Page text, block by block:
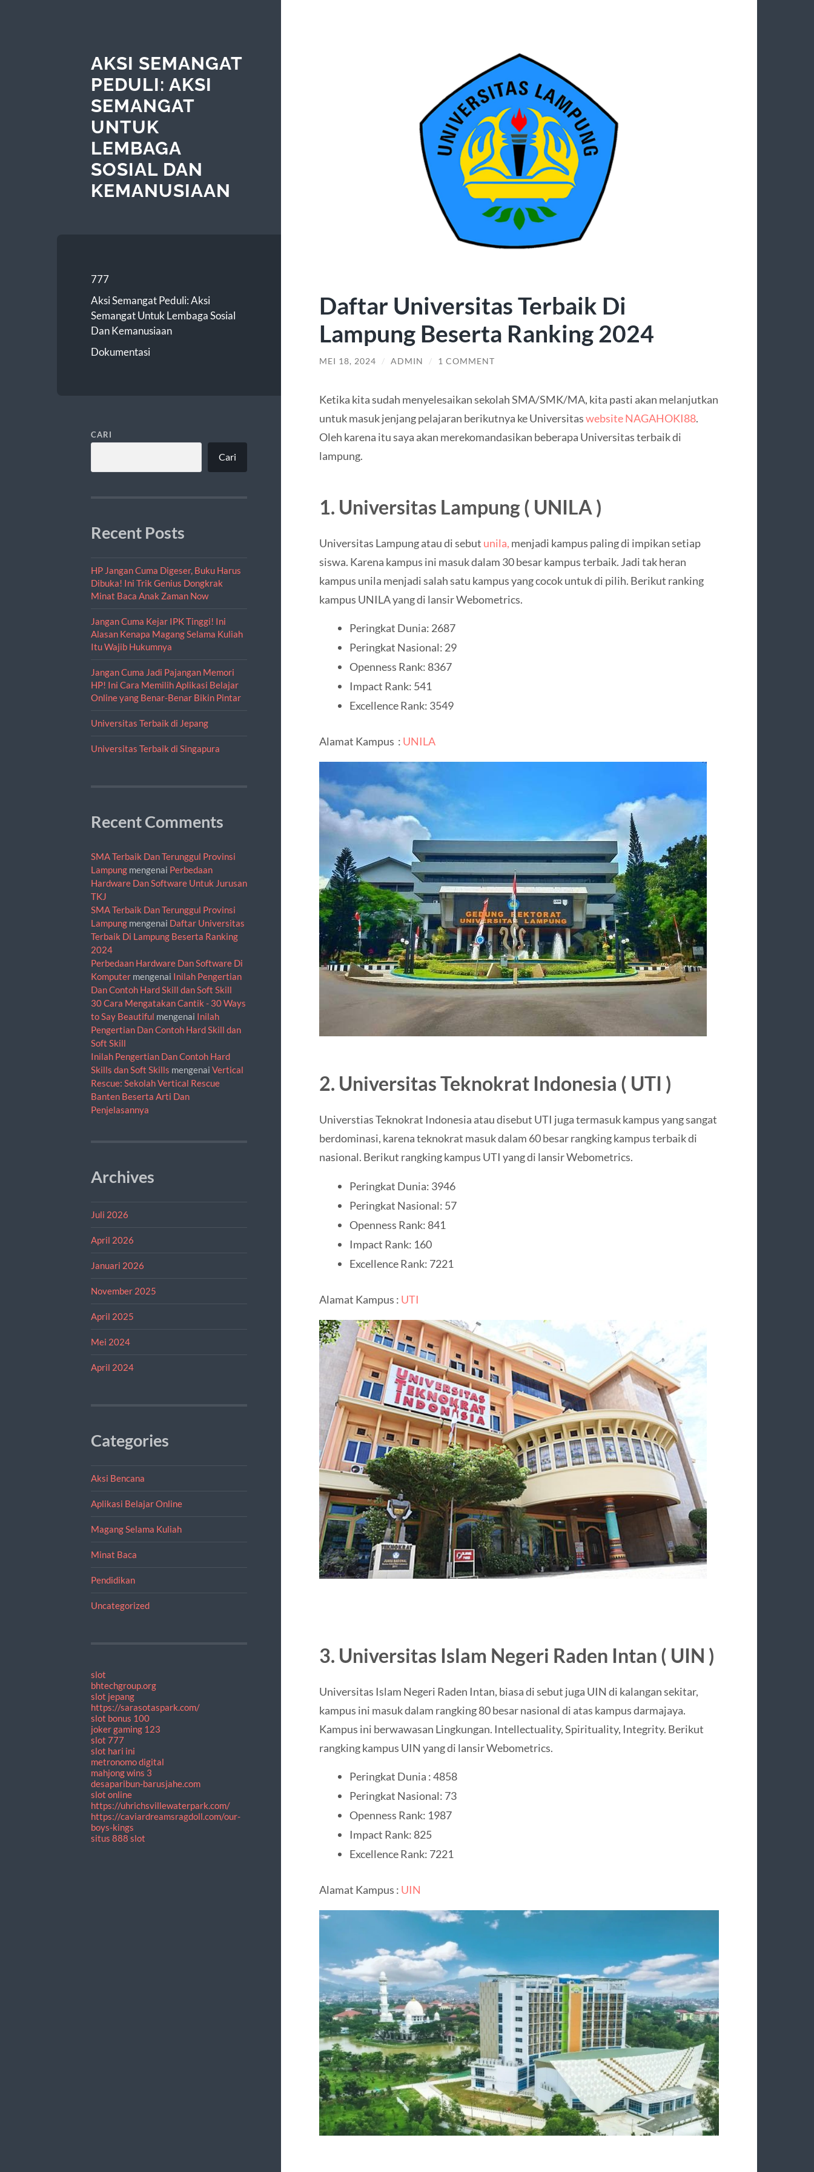
AKSI SEMANGAT
PEDULI: AKSI
SEMANGAT
UNTUK
LEMBAGA
SOSIAL DAN
KEMANUSIAAN
777
Aksi Semangat Peduli: Aksi
Semangat Untuk Lembaga Sosial
Dan Kemanusiaan
Dokumentasi
CARI
Cari
Recent Posts
HP Jangan Cuma Digeser, Buku Harus
Dibuka! Ini Trik Genius Dongkrak
Minat Baca Anak Zaman Now
Jangan Cuma Kejar IPK Tinggi! Ini
Alasan Kenapa Magang Selama Kuliah
Itu Wajib Hukumnya
Jangan Cuma Jadi Pajangan Memori
HP! Ini Cara Memilih Aplikasi Belajar
Online yang Benar-Benar Bikin Pintar
Universitas Terbaik di Jepang
Universitas Terbaik di Singapura
Recent Comments
SMA Terbaik Dan Terunggul Provinsi
Lampungmengenai Perbedaan
Hardware Dan Software Untuk Jurusan
TKJ
SMA Terbaik Dan Terunggul Provinsi
Lampungmengenai Daftar Universitas
Terbaik Di Lampung Beserta Ranking
2024
Perbedaan Hardware Dan Software Di
Komputermengenai Inilah Pengertian
Dan Contoh Hard Skill dan Soft Skill
30 Cara Mengatakan Cantik - 30 Ways
to Say Beautiful mengenai Inilah
Pengertian Dan Contoh Hard Skill dan
Soft Skill
Inilah Pengertian Dan Contoh Hard
Skills dan Soft Skills mengenai Vertical
Rescue: Sekolah Vertical Rescue
Banten Beserta Arti Dan
Penjelasannya
Archives
Juli 2026
April 2026
Januari 2026
November 2025
April 2025
Mei 2024
April 2024
Categories
Aksi Bencana
Aplikasi Belajar Online
Magang Selama Kuliah
Minat Baca
Pendidikan
Uncategorized
slot
bhtechgroup.org
slot jepang
https://sarasotaspark.com/
slot bonus 100
joker gaming 123
slot 777
slot hari ini
metronomo digital
mahjong wins 3
desaparibun-barusjahe.com
slot online
https://uhrichsvillewaterpark.com/
https://caviardreamsragdoll.com/our-
boys-kings
situs 888 slot
Daftar Universitas Terbaik Di
Lampung Beserta Ranking 2024
MEI 18, 2024 / ADMIN / 1 COMMENT
Ketika kita sudah menyelesaikan sekolah SMA/SMK/MA, kita pasti akan melanjutkan
untuk masuk jenjang pelajaran berikutnya ke Universitaswebsite NAGAHOKI88.
Oleh karena itu saya akan merekomandasikan beberapa Universitas terbaik di
lampung.
1. Universitas Lampung ( UNILA )
Universitas Lampung atau di sebut unila, menjadi kampus paling di impikan setiap
siswa. Karena kampus ini masuk dalam 30 besar kampus terbaik. Jadi tak heran
kampus unila menjadi salah satu kampus yang cocok untuk di pilih. Berikut ranking
kampus UNILA yang di lansir Webometrics.
Peringkat Dunia: 2687
Peringkat Nasional: 29
Openness Rank: 8367
Impact Rank: 541
Excellence Rank: 3549
Alamat Kampus : UNILA
2. Universitas Teknokrat Indonesia ( UTI )
Universtias Teknokrat Indonesia atau disebut UTI juga termasuk kampus yang sangat
berdominasi, karena teknokrat masuk dalam 60 besar rangking kampus terbaik di
nasional. Berikut rangking kampus UTI yang di lansir Webometrics.
Peringkat Dunia: 3946
Peringkat Nasional: 57
Openness Rank: 841
Impact Rank: 160
Excellence Rank: 7221
Alamat Kampus : UTI
3. Universitas Islam Negeri Raden Intan ( UIN )
Universitas Islam Negeri Raden Intan, biasa di sebut juga UIN di kalangan sekitar,
kampus ini masuk dalam rangking 80 besar nasional di atas kampus darmajaya.
Kampus ini berwawasan Lingkungan. Intellectuality, Spirituality, Integrity. Berikut
rangking kampus UIN yang di lansir Webometrics.
Peringkat Dunia : 4858
Peringkat Nasional: 73
Openness Rank: 1987
Impact Rank: 825
Excellence Rank: 7221
Alamat Kampus : UIN